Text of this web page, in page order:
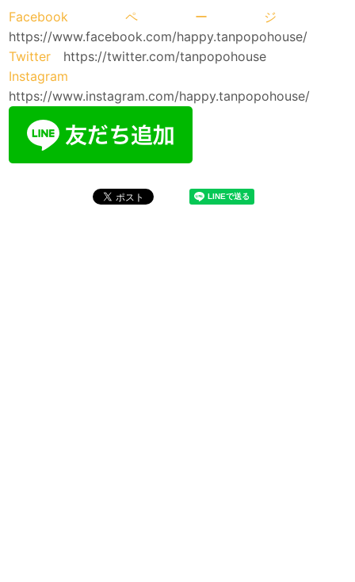
Facebookページ
https://www.facebook.com/happy.tanpopohouse/
Twitter https://twitter.com/tanpopohouse
Instagram
https://www.instagram.com/happy.tanpopohouse/